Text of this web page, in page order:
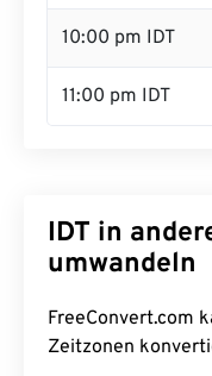
10:00 pm IDT
11:00 pm IDT
IDT in
umwandeln
FreeConvert.com
Zeitzonen